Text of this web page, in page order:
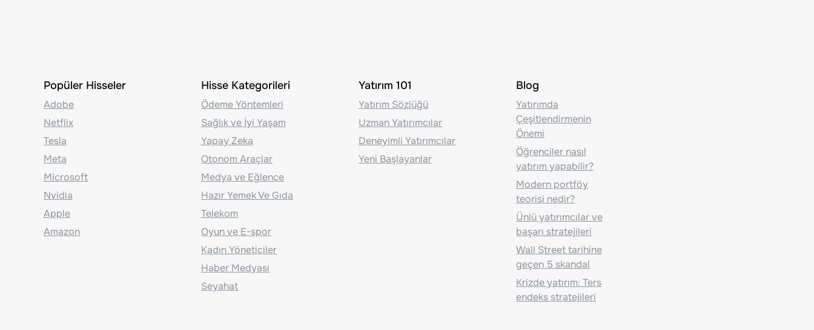
Popüler Hisseler
Adobe
Netflix
Tesla
Meta
Microsoft
Nvidia
Apple
Amazon
Hisse Kategorileri
Ödeme Yöntemleri
Sağlık ve İyi Yaşam
Yapay Zeka
Otonom Araçlar
Medya ve Eğlence
Hazır Yemek Ve Gıda
Telekom
Oyun ve E-spor
Kadın Yöneticiler
Haber Medyası
Seyahat
Yatırım 101
Yatırım Sözlüğü
Uzman Yatırımcılar
Deneyimli Yatırımcılar
Yeni Başlayanlar
Blog
Yatırımda
Çeşitlendirmenin
Önemi
Öğrenciler nasıl
yatırım yapabilir?
Modern portföy
teorisi nedir?
Ünlü yatırımcılar ve
başarı stratejileri
Wall Street tarihine
geçen 5 skandal
Krizde yatırım: Ters
endeks stratejileri